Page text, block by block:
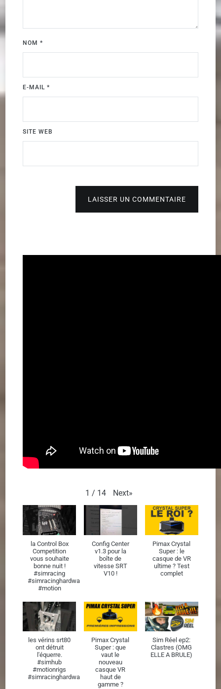
NOM*
E-MAIL*
SITE WEB
LAISSER UN COMMENTAIRE
1 / 14 Next»
la Control Box
Competition
vous souhaite
bonne nuit !
#simracing
#simracinghardware
#motion
Config Center
v1.3 pour la
boîte de
vitesse SRT
V10 !
Pimax Crystal
Super : le
casque de VR
ultime ? Test
complet
les vérins srt80
ont détruit
l'équerre.
#simhub
#motionrigs
#simracinghardware
Pimax Crystal
Super : que
vaut le
nouveau
casque VR
haut de
gamme ?
Sim Réel ep2:
Clastres (OMG
ELLE A BRULE)